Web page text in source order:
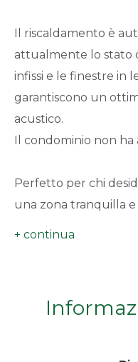
Il riscaldamento è
attualmente lo stato
infissi e le finestre in
garantiscono un
acustico.
Il condominio non ha
Perfetto per chi
una zona tranquilla e
sulle montagne, nel
visita, CONTATTACI!
Bagni
minimi
Qualsiasi
1
2